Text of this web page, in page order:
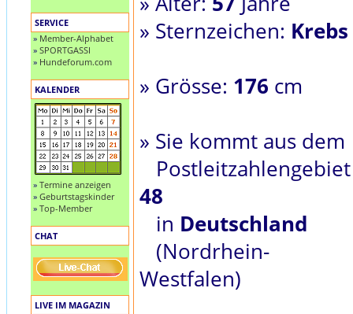
SERVICE
» Member-Alphabet
» SPORTGASSI
» Hundeforum.com
KALENDER
» Termine anzeigen
» Geburtstagskinder
» Top-Member
CHAT
LIVE IM MAGAZIN
» Sternzeichen: Krebs
» Grösse: 176 cm
» Sie kommt aus dem
Postleitzahlengebiet
48
in Deutschland
(Nordrhein-
Westfalen)